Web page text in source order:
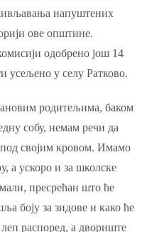
напуштених
ове општине.
одобрено још 14
усељено у селу Ратково.
родитељима, баком
собу, немам речи да
својим кровом. Имамо
а ускоро и за школске
пресрећан што ће
боју за зидове и како ће
распоред, а двориште